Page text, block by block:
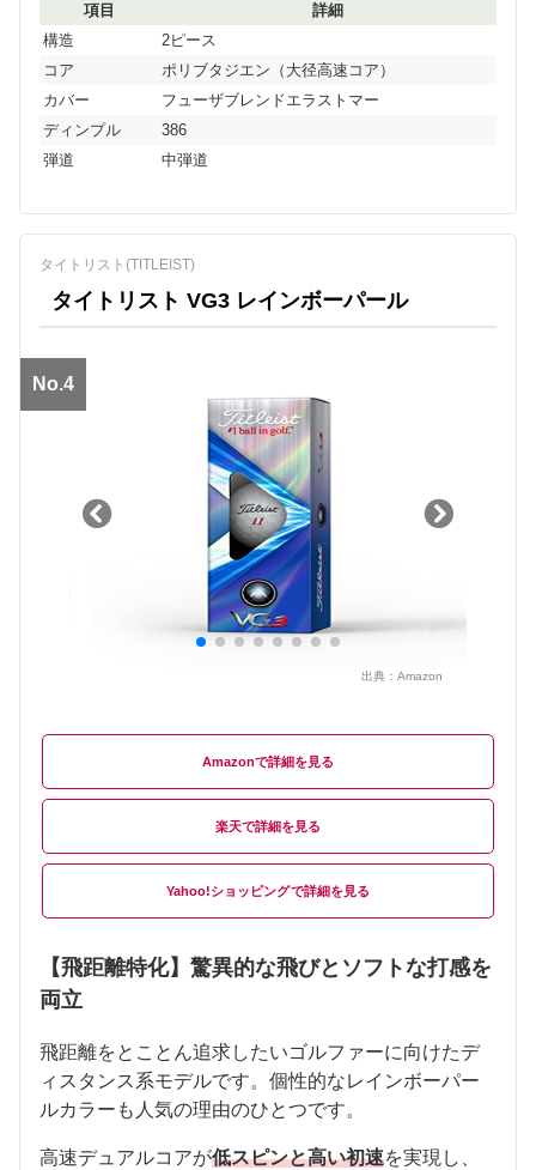
項目
詳細
構造
2ピース
コア
ポリブタジエン（大径高速コア）
カバー
フューザブレンドエラストマー
ディンプル
386
弾道
中弾道
タイトリスト(TITLEIST)
タイトリスト VG3 レインボーパール
No.4
出典： Amazon
Amazon
楽天
Yahoo!ショッピング
【飛距離特化】驚異的な飛びとソフトな打感を
両立
飛距離をとことん追求したいゴルファーに向けたデ
ィスタンス系モデルです。個性的なレインボーパー
ルカラーも人気の理由のひとつです。
高速デュアルコアが低スピンと高い初速を実現し、